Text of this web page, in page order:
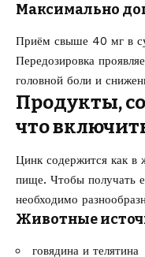
Максимально
Приём свыше 40 мг в
Передозировка
головной боли и
Продукты,
что
Цинк содержится как в
пище. Чтобы получать
необходимо
Животные
говядина и телятина